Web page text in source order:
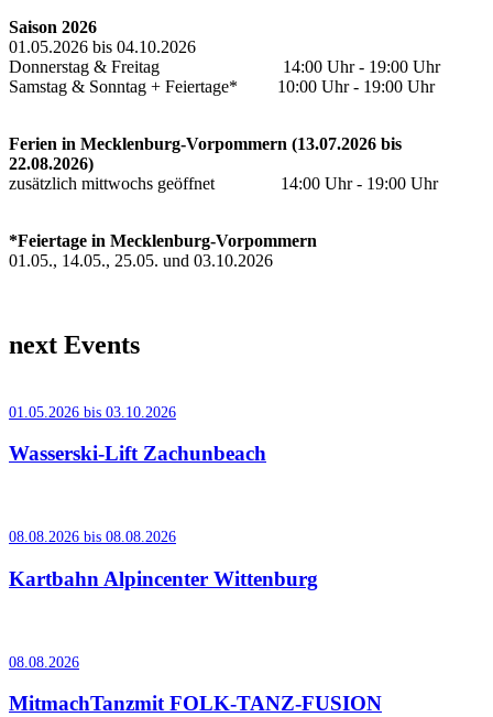
Saison 2026
01.05.2026 bis 04.10.2026
Donnerstag & Freitag 14:00 Uhr - 19:00 Uhr
Samstag & Sonntag + Feiertage* 10:00 Uhr - 19:00 Uhr
Ferien in Mecklenburg-Vorpommern (13.07.2026 bis
22.08.2026)
zusätzlich mittwochs geöffnet 14:00 Uhr - 19:00 Uhr
*Feiertage in Mecklenburg-Vorpommern
01.05., 14.05., 25.05. und 03.10.2026
next Events
01.05.2026 bis 03.10.2026
Wasserski-Lift Zachunbeach
08.08.2026 bis 08.08.2026
Kartbahn Alpincenter Wittenburg
08.08.2026
MitmachTanzmit FOLK-TANZ-FUSION